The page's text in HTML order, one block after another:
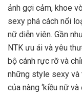
ảnh gợi cảm, khoe
sexy phá cách nổi
nữ diễn viên. Gần
NTK ưu ái và yêu
bộ cánh rực rỡ và
những style sexy
của nàng ‘kiều nữ và